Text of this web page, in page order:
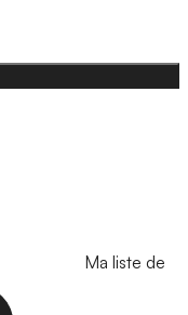
Ma liste de